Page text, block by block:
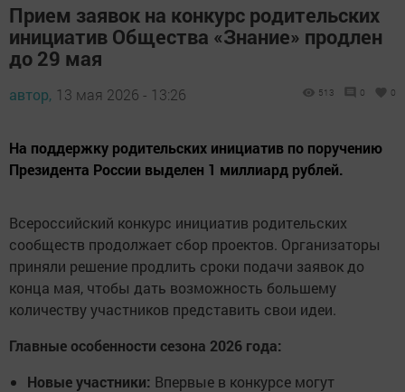
Прием заявок на конкурс родительских
инициатив Общества «Знание» продлен
до 29 мая
автор, 13 мая 2026 - 13:26 513 0 0
На поддержку родительских инициатив по поручению
Президента России выделен 1 миллиард рублей.
Всероссийский конкурс инициатив родительских
сообществ продолжает сбор проектов. Организаторы
приняли решение продлить сроки подачи заявок до
конца мая, чтобы дать возможность большему
количеству участников представить свои идеи.
Главные особенности сезона 2026 года:
Новые участники: Впервые в конкурсе могут